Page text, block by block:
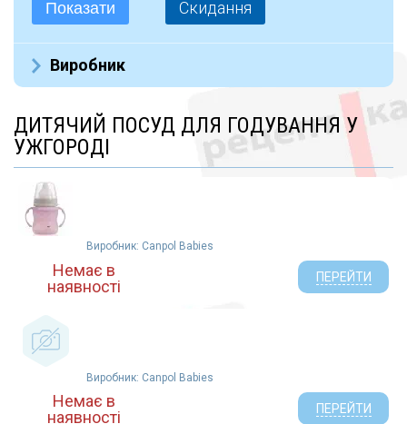
Показати Скидання
Виробник
Medela (1)
Hanzel&Gretel (30)
Baby Team (110)
Avent (33)
NUK (17)
Baby-Nova (9)
АТ Дистриб`юшін ТОВ (6)
АТ Логістик ТОВ (2)
Тигрес ТОВ (2)
Киевгума (2)
ДИТЯЧИЙ ПОСУД ДЛЯ ГОДУВАННЯ У
УЖГОРОДІ
Виробник: Canpol Babies
Немає в
наявності
ПЕРЕЙТИ
Виробник: Canpol Babies
Немає в
наявності
ПЕРЕЙТИ